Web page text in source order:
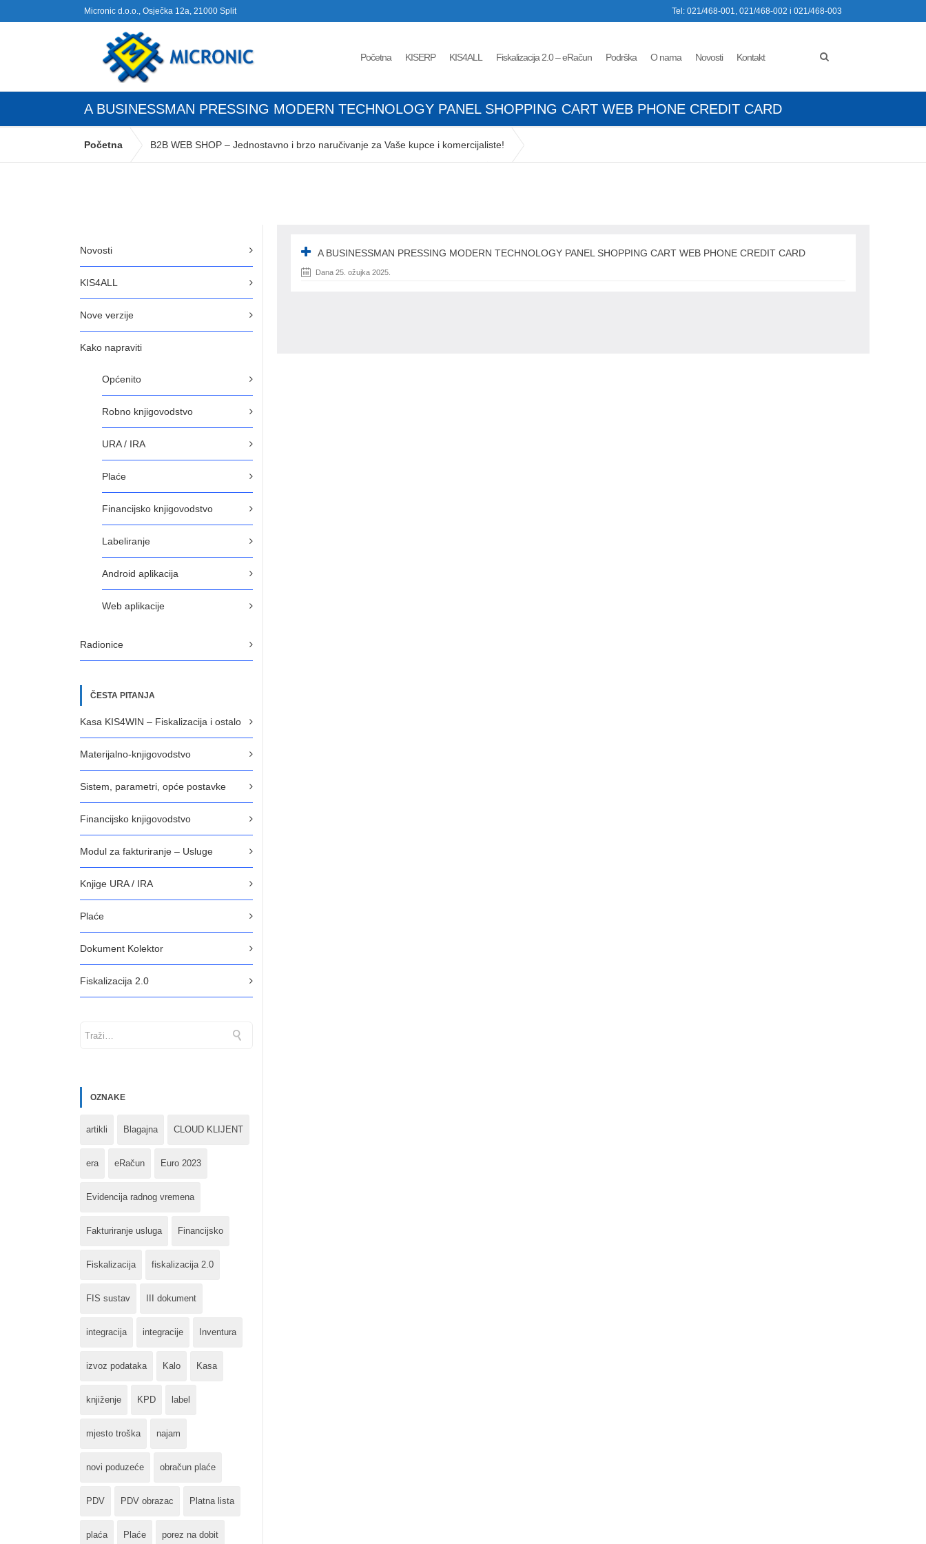
Micronic d.o.o., Osječka 12a, 21000 Split Tel: 021/468-001, 021/468-002 i 021/468-003
Početna KISERP KIS4ALL Fiskalizacija 2.0 – eRačun Podrška O nama Novosti Kontakt
A BUSINESSMAN PRESSING MODERN TECHNOLOGY PANEL SHOPPING CART WEB PHONE CREDIT CARD
Početna B2B WEB SHOP – Jednostavno i brzo naručivanje za Vaše kupce i komercijaliste!
Novosti
KIS4ALL
Nove verzije
Kako napraviti
Općenito
Robno knjigovodstvo
URA / IRA
Plaće
Financijsko knjigovodstvo
Labeliranje
Android aplikacija
Web aplikacije
Radionice
ČESTA PITANJA
Kasa KIS4WIN – Fiskalizacija i ostalo
Materijalno-knjigovodstvo
Sistem, parametri, opće postavke
Financijsko knjigovodstvo
Modul za fakturiranje – Usluge
Knjige URA / IRA
Plaće
Dokument Kolektor
Fiskalizacija 2.0
OZNAKE
artikli Blagajna CLOUD KLIJENT
era eRačun Euro 2023
Evidencija radnog vremena
Fakturiranje usluga Financijsko
Fiskalizacija fiskalizacija 2.0
FIS sustav III dokument
integracija integracije Inventura
izvoz podataka Kalo Kasa
knjiženje KPD label
mjesto troška najam
novi poduzeće obračun plaće
PDV PDV obrazac Platna lista
plaća Plaće porez na dobit
A BUSINESSMAN PRESSING MODERN TECHNOLOGY PANEL SHOPPING CART WEB PHONE CREDIT CARD
Dana 25. ožujka 2025.